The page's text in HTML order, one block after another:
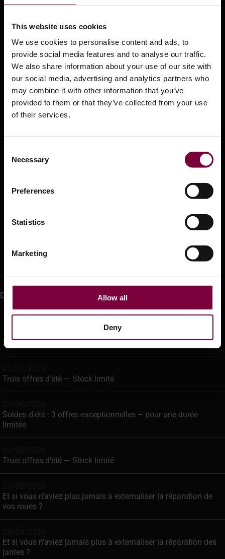
This website uses cookies
We use cookies to personalise content and ads, to
provide social media features and to analyse our traffic.
We also share information about your use of our site with
our social media, advertising and analytics partners who
may combine it with other information that you’ve
provided to them or that they’ve collected from your use
of their services.
Selection
Necessary
Preferences
Statistics
Marketing
Allow all
Deny
Fiches de données de sécurité
Vidéos sur les produits
Centre de presse
Qu'est-ce que la réparation intelligente ?
Distributeurs
Approbations OEM
Contactez nous
Services
Informations bancaires
Dernières nouvelles
5.0 L'IA est là pour votre DCM
Trois offres d'été — Stock limité
Soldes d'été : 3 offres exceptionnelles – pour une durée
limitée
Trois offres d'été — Stock limité
Et si vous n'aviez plus jamais à externaliser la réparation de
vos roues ?
Et si vous n'aviez jamais plus à externaliser la réparation des
jantes ?